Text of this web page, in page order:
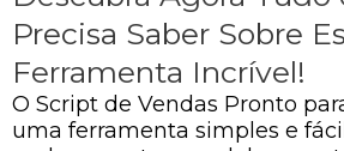
Precisa Saber Sobre
Ferramenta Incrível!
O Script de Vendas Pronto
uma ferramenta simples e